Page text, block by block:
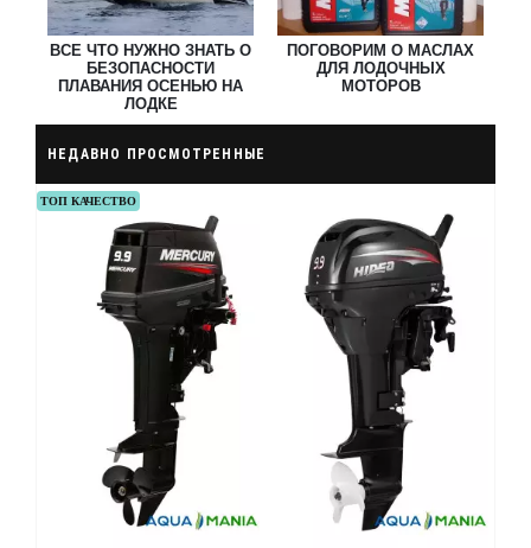
ВСЕ ЧТО НУЖНО ЗНАТЬ О
БЕЗОПАСНОСТИ
ПЛАВАНИЯ ОСЕНЬЮ НА
ЛОДКЕ
ПОГОВОРИМ О МАСЛАХ
ДЛЯ ЛОДОЧНЫХ
МОТОРОВ
НЕДАВНО ПРОСМОТРЕННЫЕ
ТОП КАЧЕСТВО